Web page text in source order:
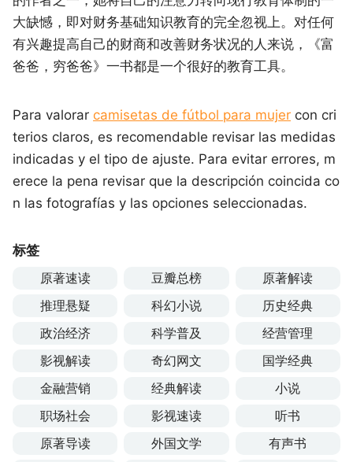
大缺憾，即对财务基础知识教育的完全忽视上。对任何
有兴趣提高自己的财商和改善财务状况的人来说，《富
爸爸，穷爸爸》一书都是一个很好的教育工具。
Para valorar camisetas de fútbol para mujer con cri
terios claros, es recomendable revisar las medidas
indicadas y el tipo de ajuste. Para evitar errores, m
erece la pena revisar que la descripción coincida co
n las fotografías y las opciones seleccionadas.
标签
原著速读 豆瓣总榜
原著解读
推理悬疑
科幻小说
历史经典
政治经济
科学普及
经营管理
影视解读
奇幻网文
国学经典
金融营销
经典解读
小说
职场社会
影视速读
听书
原著导读
外国文学
有声书